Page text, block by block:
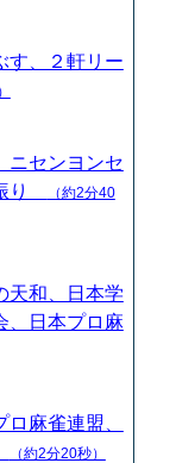
す、２軒リー
ニセンヨンセ
り
（約2分40
天和、日本学
、日本プロ麻
麻雀連盟、
（約2分20秒）